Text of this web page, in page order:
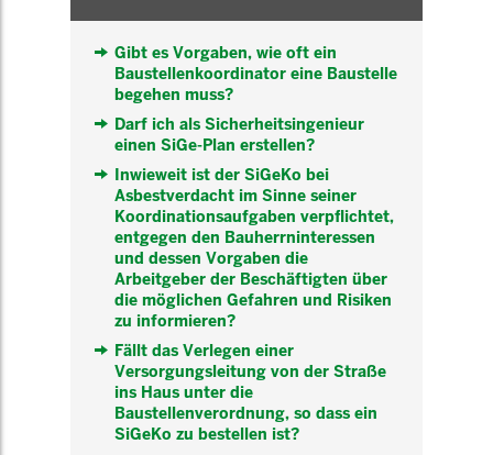
Gibt es Vorgaben, wie oft ein
Baustellenkoordinator eine Baustelle
begehen muss?
Darf ich als Sicherheitsingenieur
einen SiGe-Plan erstellen?
Inwieweit ist der SiGeKo bei
Asbestverdacht im Sinne seiner
Koordinationsaufgaben verpflichtet,
entgegen den Bauherrninteressen
und dessen Vorgaben die
Arbeitgeber der Beschäftigten über
die möglichen Gefahren und Risiken
zu informieren?
Fällt das Verlegen einer
Versorgungsleitung von der Straße
ins Haus unter die
Baustellenverordnung, so dass ein
SiGeKo zu bestellen ist?